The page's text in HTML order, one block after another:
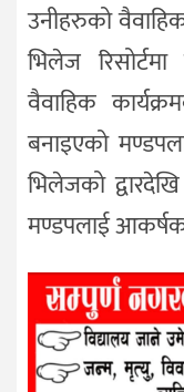
उनीहरुको
भिलेज
वैवाहिक
बनाइएको
भिलेजको
मण्डपलाई